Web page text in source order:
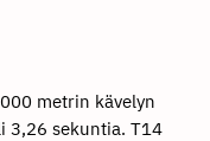
metrin kävelyn
3,26 sekuntia. T14